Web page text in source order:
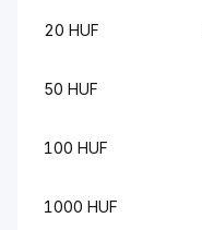
20 HUF
50 HUF
100 HUF
1000 HUF